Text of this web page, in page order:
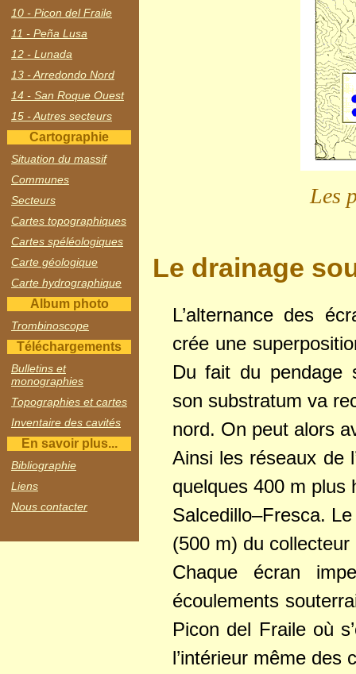
10 - Picon del Fraile
11 - Peña Lusa
12 - Lunada
13 - Arredondo Nord
14 - San Roque Ouest
15 - Autres secteurs
Cartographie
Situation du massif
Communes
Secteurs
Cartes topographiques
Cartes spéléologiques
Carte géologique
Carte hydrographique
Album photo
Trombinoscope
Téléchargements
Bulletins et
monographies
Topographies et cartes
Inventaire des cavités
En savoir plus...
Bibliographie
Liens
Nous contacter
Les
Le drainage
L’alternance des
crée une
Du fait du pendage
son substratum va
nord. On peut alors
Ainsi les réseaux de
quelques 400 m plus
Salcedillo–Fresca.
(500 m) du
Chaque écran
écoulements
Picon del Fraile où
l’intérieur même des